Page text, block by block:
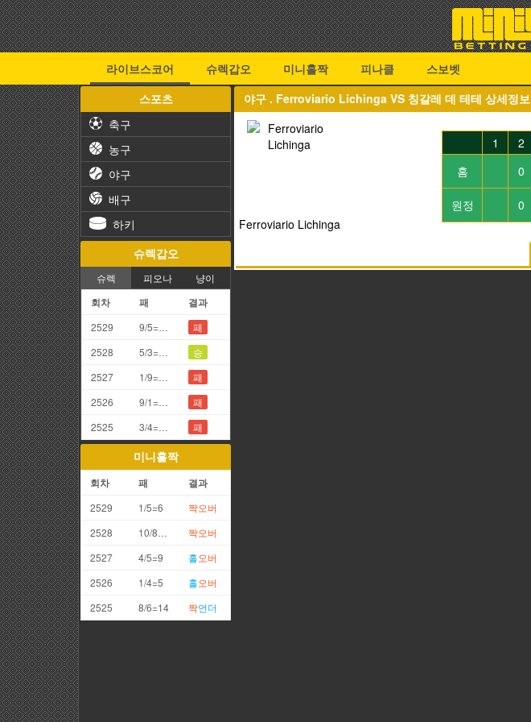
라이브스코어 슈렉갑오 미니홀짝 피나클
스보벳
스포츠
축구
농구
야구
배구
하키
슈렉갑오
슈렉 피오나 냥이
회차 패 결과
2529 9/5=4끗
패
2528
5/3=8끗
승
2527
1/9=0끗(망통)
패
2526
9/1=0끗(망통)
패
2525
3/4=7끗 패
미니홀짝
회차 패 결과
2529 1/5=6 짝오버
2528
10/8=18 짝오버
2527
4/5=9 홀오버
2526
1/4=5 홀오버
2525
8/6=14 짝언더
야구 . Ferroviario Lichinga VS 칭갈레 데 테테 상세정보
Ferroviario Lichinga
1
2
홈
0
원정
0